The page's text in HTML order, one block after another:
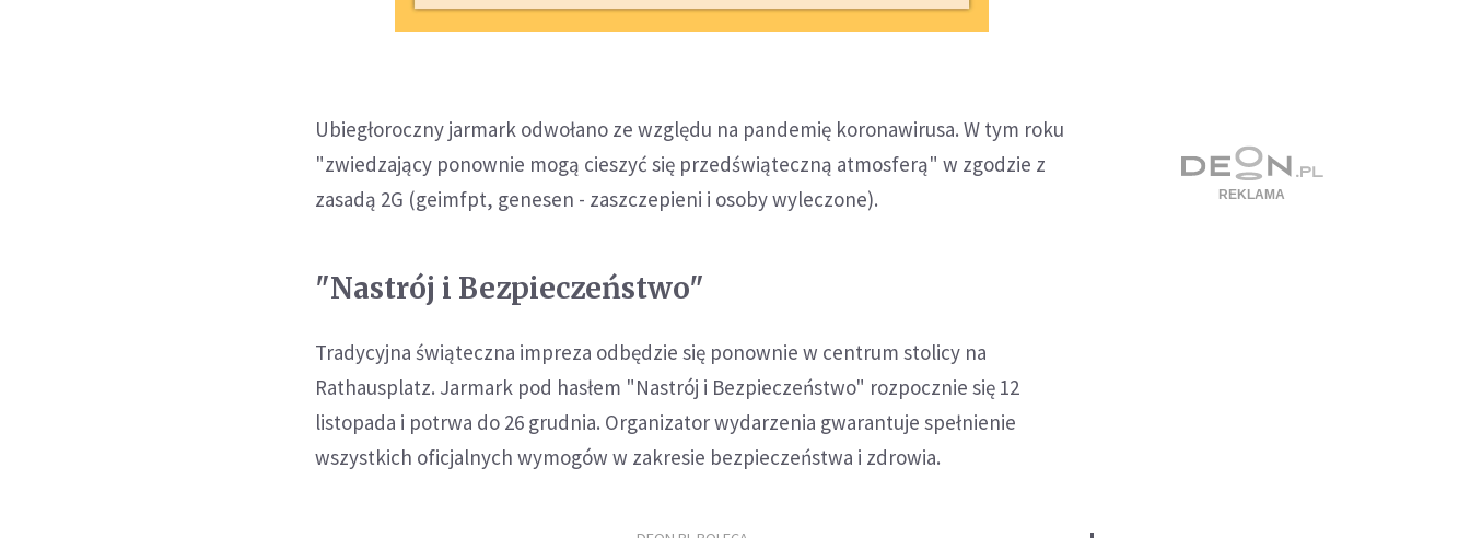
Ubiegłoroczny jarmark odwołano ze względu na pandemię koronawirusa. W tym roku
"zwiedzający ponownie mogą cieszyć się przedświąteczną atmosferą" w zgodzie z
zasadą 2G (geimfpt, genesen - zaszczepieni i osoby wyleczone).
"Nastrój i Bezpieczeństwo"
Tradycyjna świąteczna impreza odbędzie się ponownie w centrum stolicy na
Rathausplatz. Jarmark pod hasłem "Nastrój i Bezpieczeństwo" rozpocznie się 12
listopada i potrwa do 26 grudnia. Organizator wydarzenia gwarantuje spełnienie
wszystkich oficjalnych wymogów w zakresie bezpieczeństwa i zdrowia.